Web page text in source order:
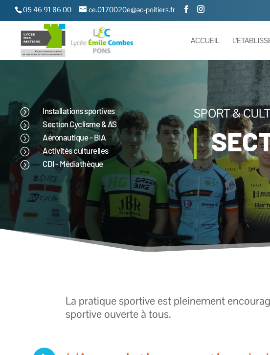
05 46 91 86 00 ce.0170020e@ac-poitiers.fr
ACCUEIL
=
Installations sportives
=
Section Cyclisme & AS
=
Aéronautique - BIA
=
Activités culturelles
=
CDI - Médiathèque
SPORT &
La pratique sportive est pleinement
sportive ouverte à tous.